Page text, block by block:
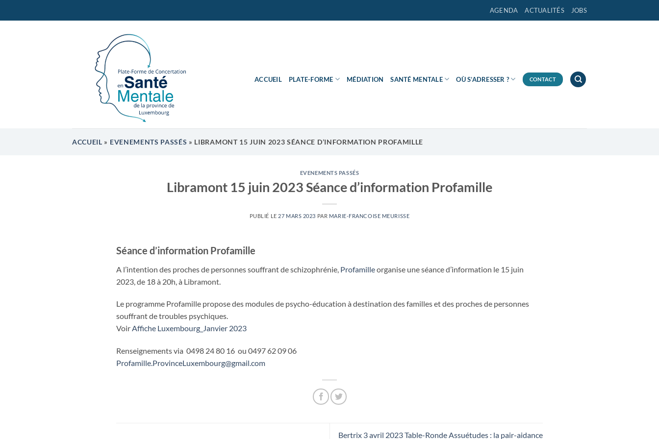
AGENDA ACTUALITÉS JOBS
ACCUEIL PLATE-FORME MÉDIATION SANTÉ MENTALE OÙ S’ADRESSER ? CONTACT
ACCUEIL » EVENEMENTS PASSÉS » LIBRAMONT 15 JUIN 2023 SÉANCE D’INFORMATION PROFAMILLE
EVENEMENTS PASSÉS
Libramont 15 juin 2023 Séance d’information Profamille
PUBLIÉ LE 27 MARS 2023 PAR MARIE-FRANCOISE MEURISSE
Séance d’information Profamille
A l’intention des proches de personnes souffrant de schizophrénie, Profamilleorganise une séance d’information le 15 juin
2023, de 18 à 20h, à Libramont.
Le programme Profamille propose des modules de psycho-éducation à destination des familles et des proches de personnes
souffrant de troubles psychiques.
VoirAffiche Luxembourg_Janvier 2023
Renseignements via 0498 24 80 16 ou 0497 62 09 06
Profamille.ProvinceLuxembourg@gmail.com
Bertrix 3 avril 2023 Table-Ronde Assuétudes : la pair-aidance